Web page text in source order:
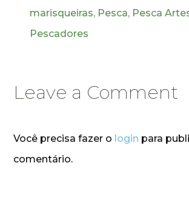
marisqueiras, Pesca, Pesca
Pescadores
Leave a Comment
Você precisa fazer o login para
comentário.